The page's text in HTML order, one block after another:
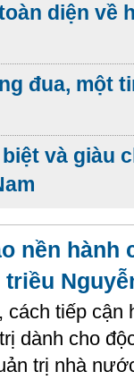
diện về
đua, một
và giàu
nền hành
tiếp cận
dành cho
trị nhà